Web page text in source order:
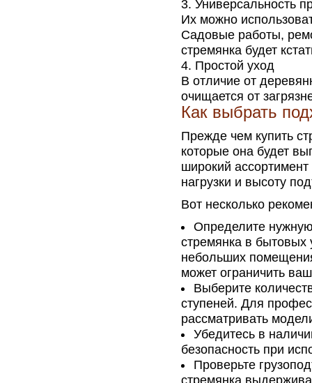
Универсальность
Их можно
Садовые работы,
стремянка будет
Простой уход
В отличие от
очищается от
Как выбрать
Прежде чем купить
которые она будет
широкий
нагрузки и высоту
Вот несколько
Определите
стремянка в бытовых
небольших
может ограничить
Выберите
ступеней. Для
рассматривать
Убедитесь в
безопасность при
Проверьте
стремянка